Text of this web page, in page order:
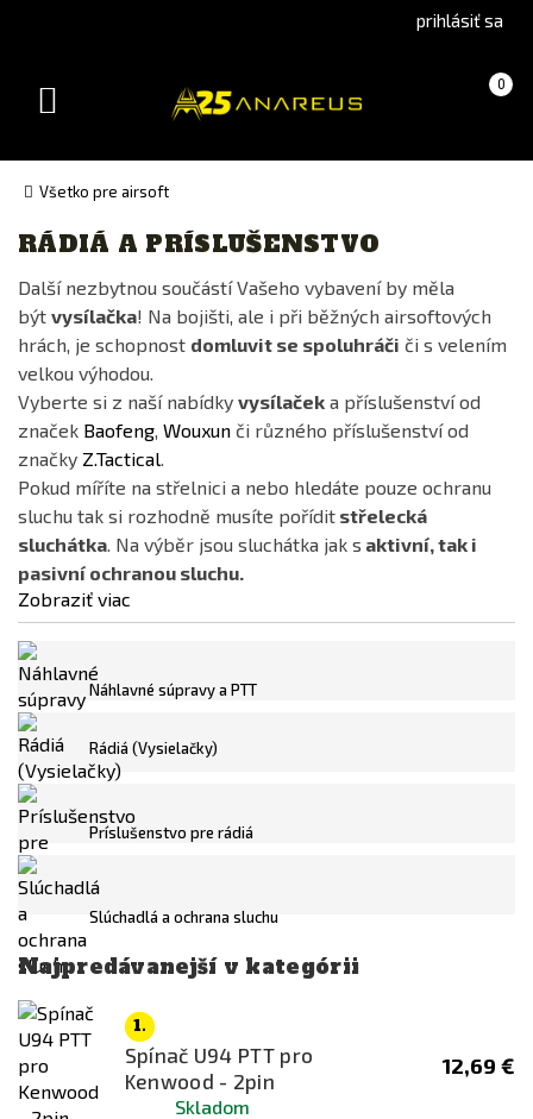
(Czech)version
prihlásiť sa
Košík 0
(prázdny)
Toggle
Všetko pre airsoft
Výrobca
BAOFENG
EARMOR
FMA
NOVRITSCH
Peltor
PYRAMEX
TRIDOS.DESIGN
WoSporT
Z-Tactical
Cena
0€
Dostupnost
skladem
Čierna
Dark Earth (FDE)
Foliage Green
Kombinace
RÁDIÁ A PRÍSLUŠENSTVO
Další nezbytnou součástí Vašeho vybavení by měla
být vysílačka! Na bojišti, ale i při běžných airsoftových
hrách, je schopnost domluvit se spoluhráči či s velením
velkou výhodou.
Vyberte si z naší nabídky vysílaček a příslušenství od
značek Baofeng, Wouxun či různého příslušenství od
značky Z.Tactical.
Pokud míříte na střelnici a nebo hledáte pouze ochranu
sluchu tak si rozhodně musíte pořídit střelecká
sluchátka. Na výběr jsou sluchátka jak s aktivní, tak i
pasivní ochranou sluchu.
Zobraziť viac
Náhlavné súpravy a PTT
Rádiá (Vysielačky)
Príslušenstvo pre rádiá
Slúchadlá a ochrana sluchu
Najpredávanejší v kategórii
1.
Spínač U94 PTT pro
Kenwood - 2pin
Skladom
12,69 €